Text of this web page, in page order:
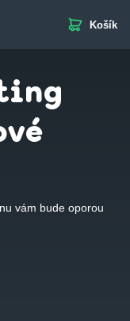
Košík
vám bude oporou